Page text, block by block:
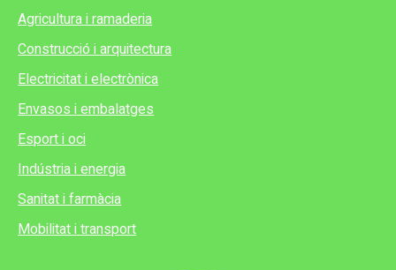
Agricultura i ramaderia
Construcció i arquitectura
Electricitat i electrònica
Envasos i embalatges
Esport i oci
Indústria i energia
Sanitat i farmàcia
Mobilitat i transport